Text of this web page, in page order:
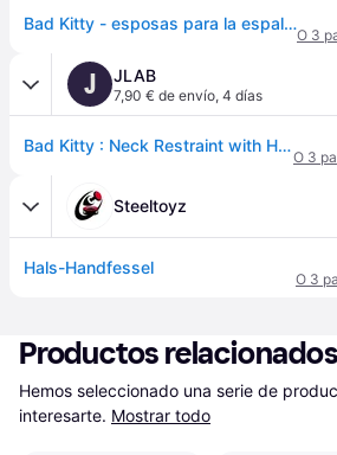
Bad Kitty - esposas para la espalda - ajuste trasero - negro
O 3
J JLAB
7,90 € de envío, 4 días
Bad Kitty : Neck Restraint with Handcuffs
O 3
Steeltoyz
Hals-Handfessel
O 3
Productos relacionados
Hemos seleccionado una serie de
interesarte. Mostrar todo